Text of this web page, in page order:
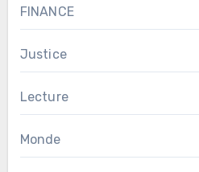
FINANCE
Justice
Lecture
Monde